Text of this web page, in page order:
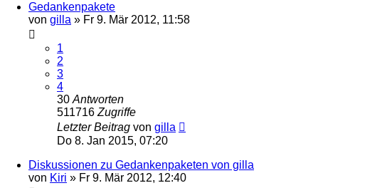
Gedankenpakete
von gilla » Fr 9. Mär 2012, 11:58
1
2
3
4
30Antworten
511716Zugriffe
Letzter Beitrag von gilla
Do 8. Jan 2015, 07:20
Diskussionen zu Gedankenpaketen von gilla
von Kiri » Fr 9. Mär 2012, 12:40